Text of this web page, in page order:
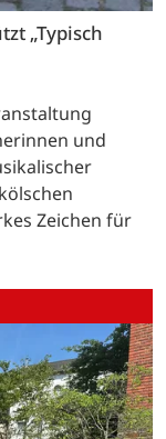
„Typisch
und
Zeichen für